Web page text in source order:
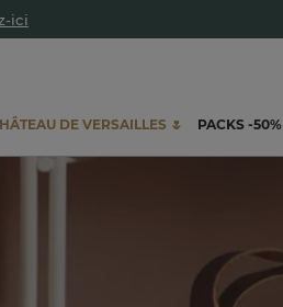
ici
DE VERSAILLES 🌷 PACKS -50%